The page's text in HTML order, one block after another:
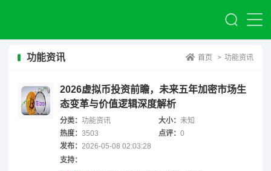
功能资讯 首页 > 功能资讯
2026虚拟币投资前瞻，未来五年加密市场生
态变革与价值逻辑深度解析
分类： 功能资讯 大小：未知
热度： 3503 点评：0
发布： 2026-05-08 02:03:28
支持：